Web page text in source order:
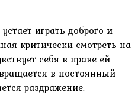
играть доброго и
критически смотреть на
себя в праве ей
в постоянный
раздражение.